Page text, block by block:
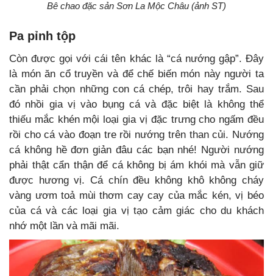
Bê chao đặc sản Sơn La Mộc Châu (ảnh ST)
Pa pỉnh tộp
Còn được gọi với cái tên khác là “cá nướng gập”. Đây
là món ăn cổ truyền và để chế biến món này người ta
cần phải chọn những con cá chép, trôi hay trắm. Sau
đó nhồi gia vị vào bụng cá và đặc biệt là không thể
thiếu mắc khén mội loại gia vị đặc trưng cho ngấm đều
rồi cho cá vào đoạn tre rồi nướng trên than củi. Nướng
cá không hề đơn giản đâu các bạn nhé! Người nướng
phải thật cẩn thận để cá không bị ám khói mà vẫn giữ
được hương vị. Cá chín đều không khô không cháy
vàng ươm toả mùi thơm cay cay của mắc kén, vị béo
của cá và các loại gia vị tạo cảm giác cho du khách
nhớ một lần và mãi mãi.